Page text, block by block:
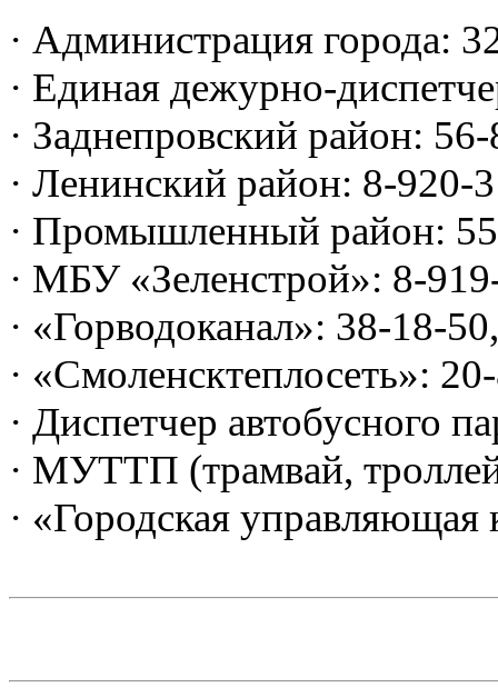
· Администрация города:
· Единая дежурно-
· Заднепровский район:
· Ленинский район: 8-920-
· Промышленный район:
· МБУ «Зеленстрой»: 8-
· «Горводоканал»: 38-18-
· «Смоленсктеплосеть»:
· Диспетчер автобусного
· МУТТП (трамвай,
· «Городская